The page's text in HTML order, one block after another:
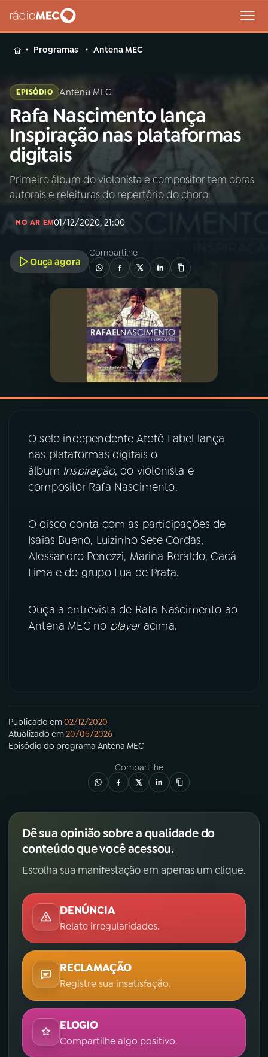
MENU
Buscar
na
Rádio
MEC
Buscar
Início AO VIVO
INÍCIO
A RÁDIO
PROGRAMAÇÃO
PROGRAMAS
PODCASTS
07 ÚLTIMAS
08 PRÊMIO RÁDIO MEC
ACOMPANHE A RÁDIO MEC
YouTube Facebook
TikTok
Programas Antena MEC
EPISÓDIO Antena MEC
Rafa Nascimento lança
Inspiração nas plataformas
digitais
Primeiro álbum do violonista e compositor tem obras
autorais e releituras do repertório do choro
NO AR EM01/12/2020, 21:00
Ouça agora
Compartilhe
O selo independente Atotô Label lança
nas plataformas digitais o
álbum Inspiração, do violonista e
compositor Rafa Nascimento.
O disco conta com as participações de
Isaias Bueno, Luizinho Sete Cordas,
Alessandro Penezzi, Marina Beraldo, Cacá
Lima e do grupo Lua de Prata.
Ouça a entrevista de Rafa Nascimento ao
Antena MEC no playeracima.
Publicado em02/12/2020
Atualizado em20/05/2026
Episódio do programa Antena MEC
Compartilhe
Dê sua opinião sobre a qualidade do
conteúdo que você acessou.
Escolha sua manifestação em apenas um clique.
DENÚNCIA
Relate irregularidades.
RECLAMAÇÃO
Registre sua insatisfação.
ELOGIO
Compartilhe algo positivo.